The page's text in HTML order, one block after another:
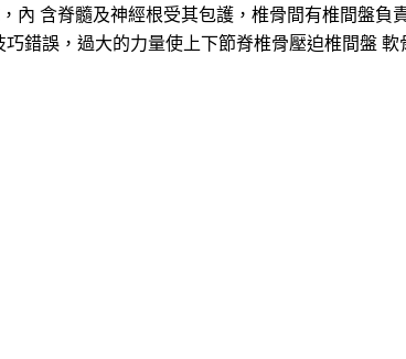
內 含脊髓及神經根受其包護，椎骨間有椎間盤負
錯誤，過大的力量使上下節脊椎骨壓迫椎間盤 軟